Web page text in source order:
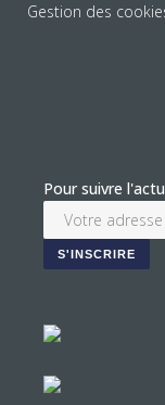
Gestion des
Pour suivre